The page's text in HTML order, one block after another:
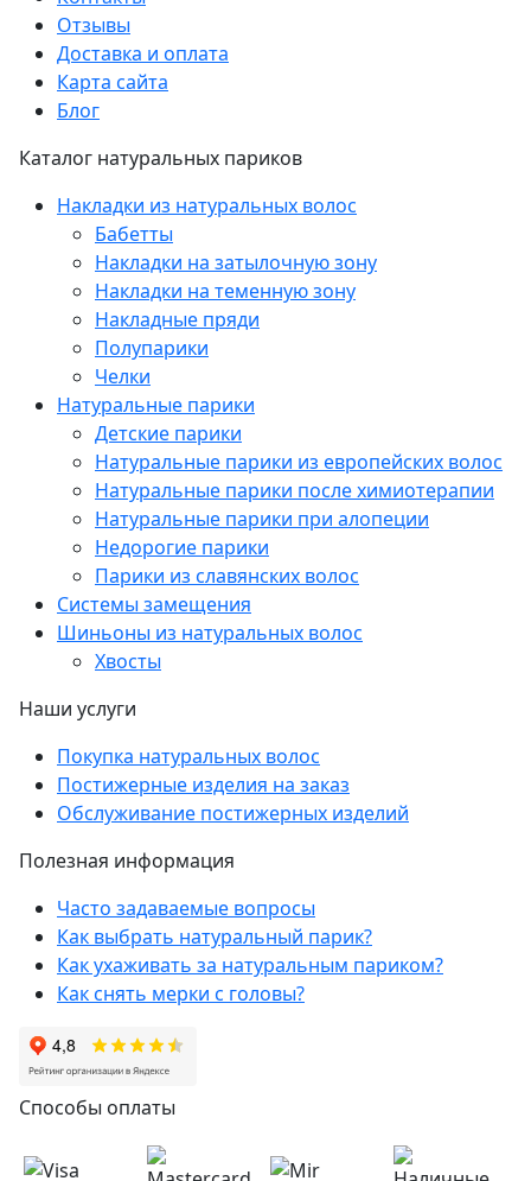
Отзывы
Доставка и оплата
Карта сайта
Блог
Каталог натуральных париков
Накладки из натуральных волос
Бабетты
Накладки на затылочную зону
Накладки на теменную зону
Накладные пряди
Полупарики
Челки
Натуральные парики
Детские парики
Натуральные парики из европейских волос
Натуральные парики после химиотерапии
Натуральные парики при алопеции
Недорогие парики
Парики из славянских волос
Системы замещения
Шиньоны из натуральных волос
Хвосты
Наши услуги
Покупка натуральных волос
Постижерные изделия на заказ
Обслуживание постижерных изделий
Полезная информация
Часто задаваемые вопросы
Как выбрать натуральный парик?
Как ухаживать за натуральным париком?
Как снять мерки с головы?
Способы оплаты